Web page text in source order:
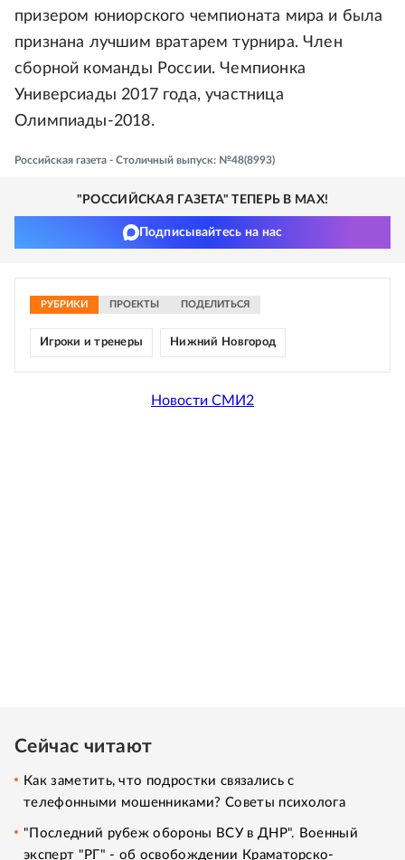
призером юниорского чемпионата мира и была
признана лучшим вратарем турнира. Член
сборной команды России. Чемпионка
Универсиады 2017 года, участница
Олимпиады-2018.
Российская газета - Столичный выпуск: №48(8993)
"РОССИЙСКАЯ ГАЗЕТА" ТЕПЕРЬ В MAX!
Подписывайтесь на нас
РУБРИКИ ПРОЕКТЫ ПОДЕЛИТЬСЯ
Игроки и тренеры Нижний Новгород
Новости СМИ2
Сейчас читают
Как заметить, что подростки связались с
телефонными мошенниками? Советы психолога
"Последний рубеж обороны ВСУ в ДНР". Военный
эксперт "РГ" - об освобождении Краматорско-